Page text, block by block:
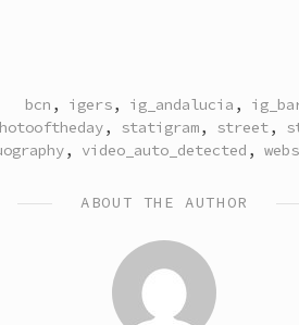
TAGGED
bcn , igers, ig_andalucia ,
, statigram, street,
, video_auto_detected ,
ABOUT THE AUTHOR